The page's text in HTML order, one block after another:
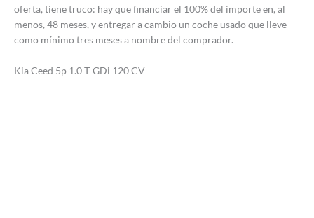
oferta, tiene truco: hay que financiar el 100% del importe en, al
menos, 48 meses, y entregar a cambio un coche usado que lleve
como mínimo tres meses a nombre del comprador.
Kia Ceed 5p 1.0 T-GDi 120 CV